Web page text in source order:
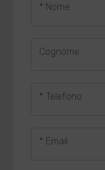
* Nome
Cognome
* Telefono
* Email